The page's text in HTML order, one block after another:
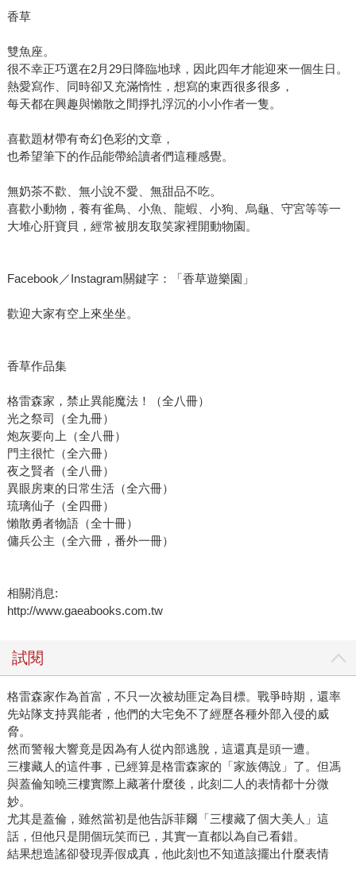
香草
雙魚座。
很不幸正巧選在2月29日降臨地球，因此四年才能迎來一個生日。
熱愛寫作、同時卻又充滿惰性，想寫的東西很多很多，
每天都在興趣與懶散之間掙扎浮沉的小小作者一隻。
喜歡題材帶有奇幻色彩的文章，
也希望筆下的作品能帶給讀者們這種感覺。
無奶茶不歡、無小說不愛、無甜品不吃。
喜歡小動物，養有雀鳥、小魚、龍蝦、小狗、烏龜、守宮等等一
大堆心肝寶貝，經常被朋友取笑家裡開動物園。
Facebook／Instagram關鍵字：「香草遊樂園」
歡迎大家有空上來坐坐。
香草作品集
格雷森家，禁止異能魔法！（全八冊）
光之祭司（全九冊）
炮灰要向上（全八冊）
門主很忙（全六冊）
夜之賢者（全八冊）
異眼房東的日常生活（全六冊）
琉璃仙子（全四冊）
懶散勇者物語（全十冊）
傭兵公主（全六冊，番外一冊）
相關消息:
http://www.gaeabooks.com.tw
試閱
格雷森家作為首富，不只一次被劫匪定為目標。戰爭時期，還率
先站隊支持異能者，他們的大宅免不了經歷各種外部入侵的威
脅。
然而警報大響竟是因為有人從內部逃脫，這還真是頭一遭。
三樓藏人的這件事，已經算是格雷森家的「家族傳說」了。但馮
與蓋倫知曉三樓實際上藏著什麼後，此刻二人的表情都十分微
妙。
尤其是蓋倫，雖然當初是他告訴菲爾「三樓藏了個大美人」這
話，但他只是開個玩笑而已，其實一直都以為自己看錯。
結果想造謠卻發現弄假成真，他此刻也不知道該擺出什麼表情